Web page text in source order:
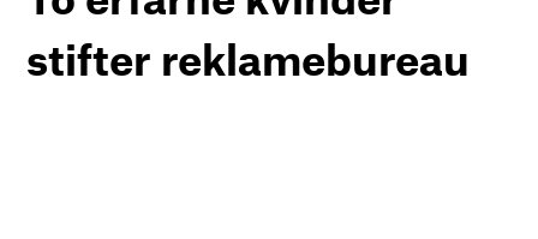
stifter reklamebureau